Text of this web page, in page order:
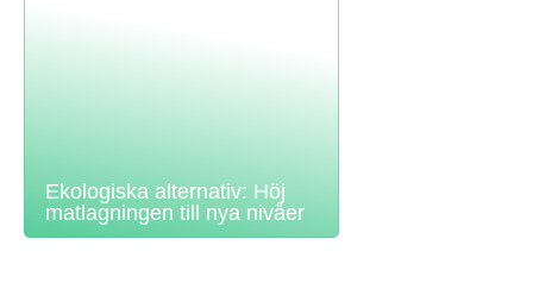
Ekologiska alternativ: Höj
matlagningen till nya nivåer